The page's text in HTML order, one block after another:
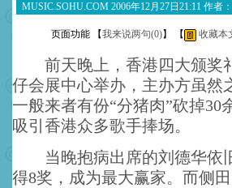
MUSIC.SOHU.COM 2006年12月27日21:11 作
页面功能 【我来说两句(0)】 【 收藏本
前天晚上，香港四大颁奖
仔会展中心举办，主办方虽然
一般来者有份“分猪肉”砍掉30
吸引香港众多歌手捧场。
当晚抱病出席的刘德华依
得8奖，成为最大赢家。 而侧